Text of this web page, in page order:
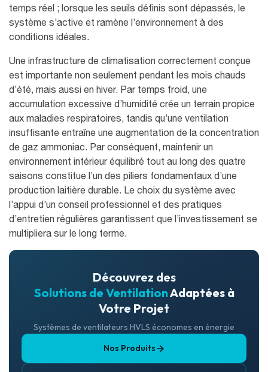
temps réel ; lorsque les seuils définis sont dépassés, le
système s’active et ramène l’environnement à des
conditions idéales.
Une infrastructure de climatisation correctement conçue
est importante non seulement pendant les mois chauds
d’été, mais aussi en hiver. Par temps froid, une
accumulation excessive d’humidité crée un terrain propice
aux maladies respiratoires, tandis qu’une ventilation
insuffisante entraîne une augmentation de la concentration
de gaz ammoniac. Par conséquent, maintenir un
environnement intérieur équilibré tout au long des quatre
saisons constitue l’un des piliers fondamentaux d’une
production laitière durable. Le choix du système avec
l’appui d’un conseil professionnel et des pratiques
d’entretien régulières garantissent que l’investissement se
multipliera sur le long terme.
Découvrez des
Solutions de VentilationAdaptées à
Votre Projet
Systèmes de ventilateurs HVLS économes en énergie
Nos Produits